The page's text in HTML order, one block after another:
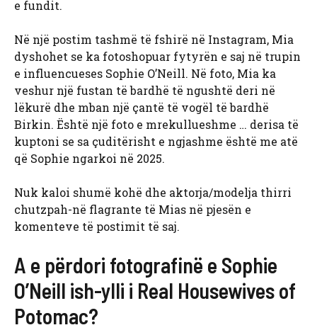
e fundit.
Në një postim tashmë të fshirë në Instagram, Mia
dyshohet se ka fotoshopuar fytyrën e saj në trupin
e influencueses Sophie O’Neill. Në foto, Mia ka
veshur një fustan të bardhë të ngushtë deri në
lëkurë dhe mban një çantë të vogël të bardhë
Birkin. Është një foto e mrekullueshme … derisa të
kuptoni se sa çuditërisht e ngjashme është me atë
që Sophie ngarkoi në 2025.
Nuk kaloi shumë kohë dhe aktorja/modelja thirri
chutzpah-në flagrante të Mias në pjesën e
komenteve të postimit të saj.
A e përdori fotografinë e Sophie
O’Neill ish-ylli i Real Housewives of
Potomac?